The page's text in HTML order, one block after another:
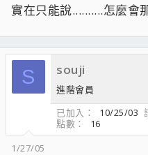
實在只能說..........怎麼會
S souji
進階會員
已加入
10/25/03
點數
16
1/27/05